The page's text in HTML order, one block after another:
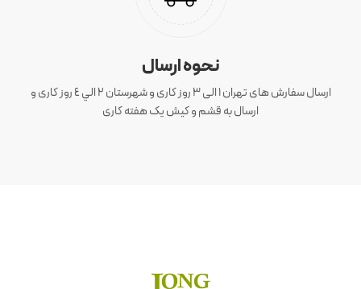
نحوه ارسال
ارسال سفارش های تهران 1 الی 3 روز کاری و شهرستان ٢ الي ٤ روز کاری و
ارسال به قشم و کیش یک هفته کاری